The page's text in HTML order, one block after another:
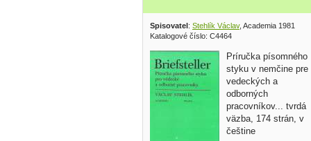
Spisovatel : Stehlík Václav, Academia 1981
Katalogové číslo: C4464
Príručka písomného
styku v nemčine pre
vedeckých a
odborných
pracovníkov... tvrdá
väzba, 174 strán, v
češtine